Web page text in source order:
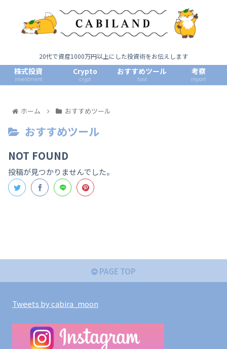
20代で資産1000万円以上にした投資術をお伝えします
株式投資
investment
Crypto
crypt
おすすめツール
tool
考察
report
ホーム おすすめツール
おすすめツール
NOT FOUND
投稿が見つかりませんでした。
PAGE TOP
Tweets by cabira_moon